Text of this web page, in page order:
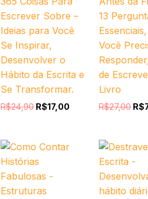
Escrever Sobre –
Ideias para Você
Se Inspirar,
Desenvolver o
Hábito da Escrita e
Se Transformar.
R$24,90 R$17,00
13
Você
de
Livro
R$27,00 R$
O
original
era:
R$27,00.
O